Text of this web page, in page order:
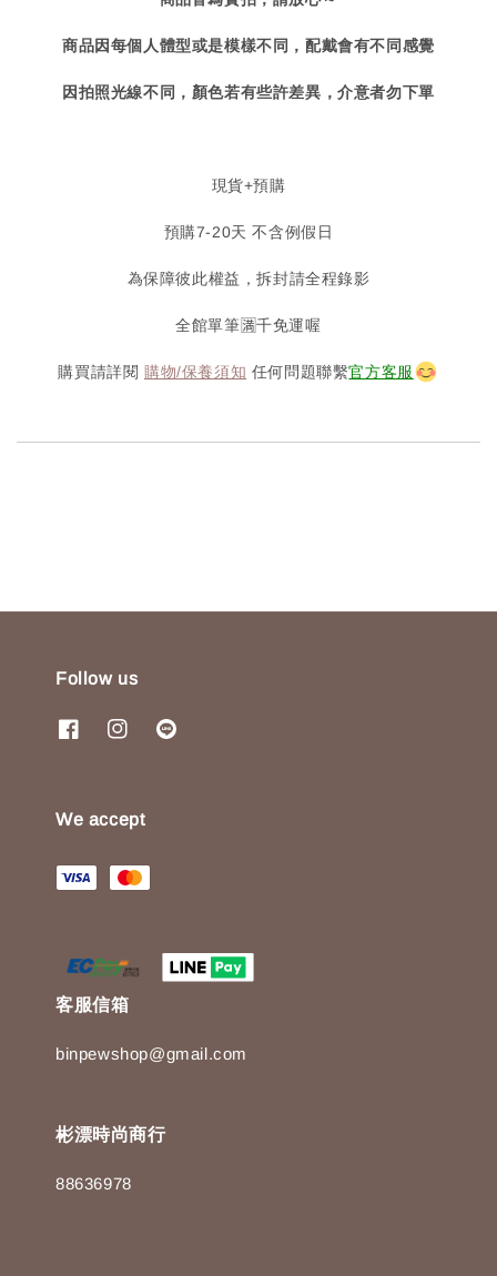
商品因每個人體型或是模樣不同，配戴會有不同感覺
因拍照光線不同，顏色若有些許差異，介意者勿下單
現貨+預購
預購7-20天 不含例假日
為保障彼此權益，拆封請全程錄影
全館單筆🈵️千免運喔
購買請詳閱 購物/保養須知 任何問題聯繫官方客服
Follow us
We accept
客服信箱
binpewshop@gmail.com
彬漂時尚商行
88636978